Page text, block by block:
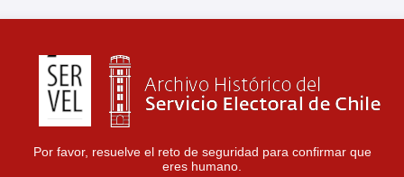
Por favor, resuelve el reto de seguridad para confirmar que
eres humano.